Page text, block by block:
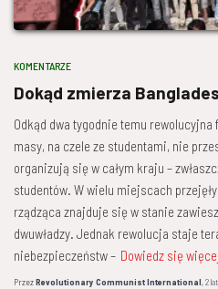
KOMENTARZE
Dokąd zmierza
Odkąd dwa tygodnie temu rewolucyjna
masy, na czele ze studentami, nie
organizują się w całym kraju –
studentów. W wielu miejscach
rządząca znajduje się w stanie
dwuwładzy. Jednak rewolucja staje
niebezpieczeństw – Dowiedz się
PrzezRevolutionary Communist International,2